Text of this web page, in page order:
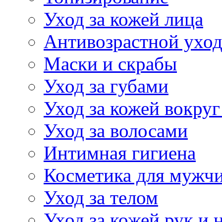
Уход за кожей лица
Антивозрастной уход
Маски и скрабы
Уход за губами
Уход за кожей вокруг
Уход за волосами
Интимная гигиена
Косметика для
Уход за телом